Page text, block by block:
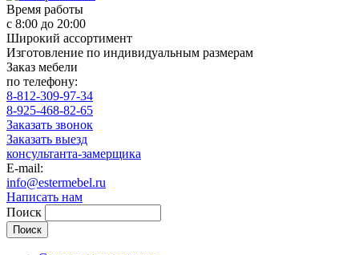
Время работы
с 8:00 до 20:00
Широкий ассортимент
Изготовление по индивидуальным размерам
Заказ мебели
по телефону:
8-812-309-97-34
8-925-468-82-65
Заказать звонок
Заказать выезд
консультанта-замерщика
E-mail:
info@estermebel.ru
Написать нам
Поиск